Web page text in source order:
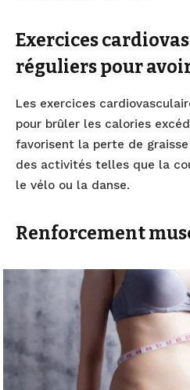
Exercices
réguliers pour
Les exercices
pour brûler les calories
favorisent la perte de
des activités telles que la
le vélo ou la danse.
Renforcement